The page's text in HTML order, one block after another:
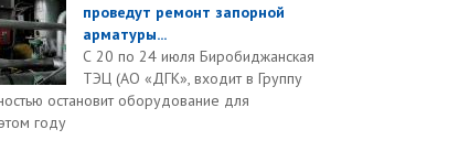
проведут ремонт запорной
арматуры...
С 20 по 24 июля Биробиджанская
ТЭЦ (АО «ДГК», входит в Группу
остановит оборудование для
году